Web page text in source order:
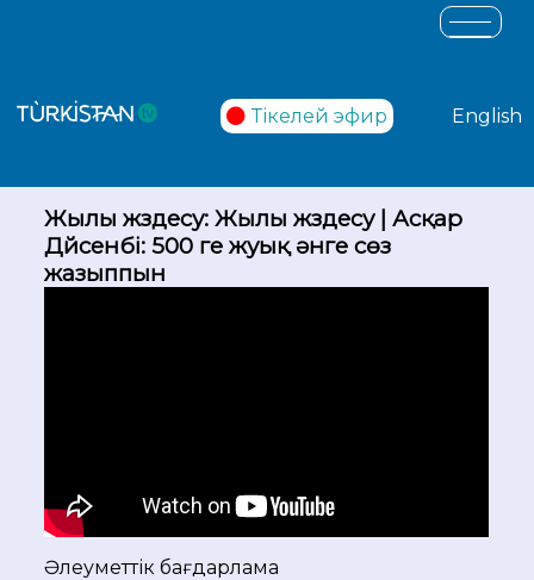
Тікелей эфир English
Жылы жүздесу: Жылы жүздесу | Асқар
Дүйсенбі: 500 ге жуық әнге сөз
жазыппын
Әлеуметтік бағдарлама